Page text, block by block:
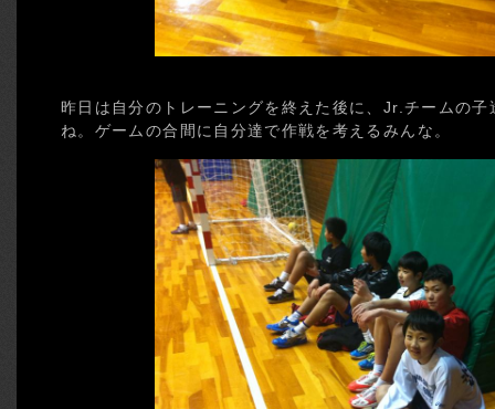
昨日は自分のトレーニングを終えた後に、Jr.チームの
ね。ゲームの合間に自分達で作戦を考えるみんな。